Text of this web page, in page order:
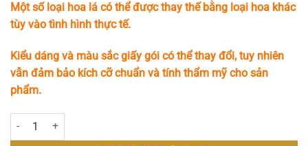
Một số loại hoa lá có thể được thay thế bằng loại hoa khác
tùy vào tình hình thực tế.
Kiểu dáng và màu sắc giấy gói có thể thay đổi, tuy nhiên
vẫn đảm bảo kích cỡ chuẩn và tính thẩm mỹ cho sản
phẩm.
Amour số lượng